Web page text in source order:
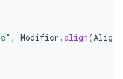
, Modifier .align(